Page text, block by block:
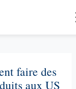
faire des
aux US